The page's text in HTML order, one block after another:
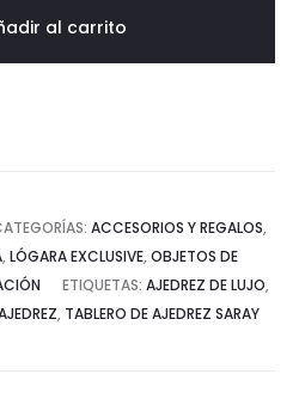
al carrito
ACCESORIOS Y REGALOS,
, LÓGARA EXCLUSIVE, OBJETOS DE
ETIQUETAS: AJEDREZ DE LUJO,
, TABLERO DE AJEDREZ SARAY